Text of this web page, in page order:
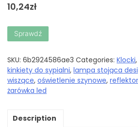
10,24zł
Sprawdź
SKU: 6b2924586ae3 Categories: Klocki,
kinkiety do sypialni, lampa stojąca
wiszące, oświetlenie szynowe,
żarówka led
Description